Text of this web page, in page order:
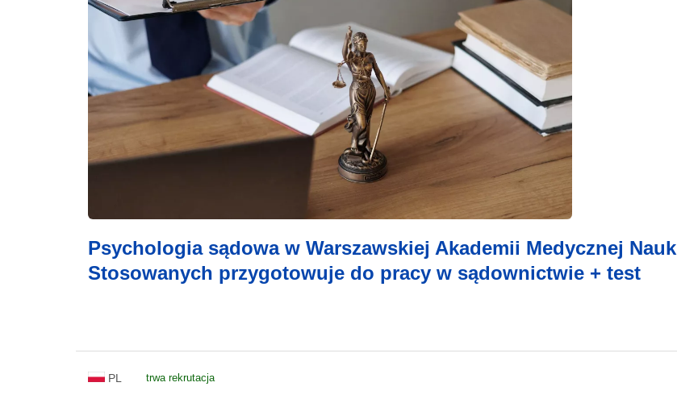
Psychologia sądowa w Warszawskiej Akademii Medycznej Nauk
Stosowanych przygotowuje do pracy w sądownictwie + test
PL trwa rekrutacja